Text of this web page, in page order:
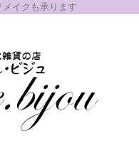
イクも承ります